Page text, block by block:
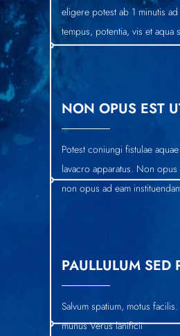
eligere potest ab 1 minutis
tempus, potentia, vis et aqua
NON OPUS EST
Potest coniungi fistulae
lavacro apparatus. Non
non opus ad eam
PAULLULUM SED
Salvum spatium, motus
munus Verus lanificii